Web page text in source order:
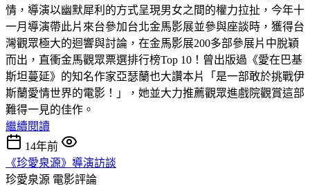
情，導演以幽默犀利的方式呈現男女之間的權力拉扯，今年十
一月導演帶此片來台參加台北金馬影展並參與座談時，獲得台
灣觀眾極大的迴響與討論，在金馬影展200多部參展片中脫穎
而出，直衝金馬觀眾票選排行榜Top 10！曾出版過《愛在巴基
斯坦蔓延》的知名作家亞瑟蘭也大讚本片「是一部敢於挑戰伊
斯蘭愛情世界的電影！」，她並大力推薦觀眾進戲院觀賞這部
難得一見的佳作。
繼續閱讀
14年前
《珍愛泉源》導演訪談
珍愛泉源 電影評論